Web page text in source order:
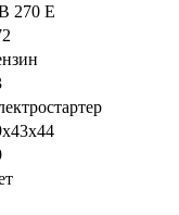
270 E